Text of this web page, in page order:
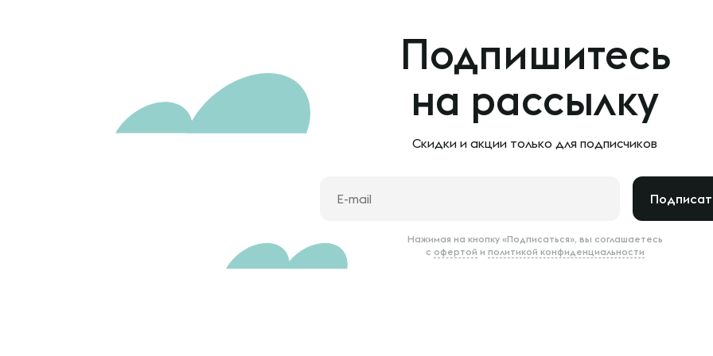
Подпишитесь
на рассылку
Скидки и акции только для подписчиков
Нажимая на кнопку «Подписаться», вы соглашаетесь
с офертой и политикой конфиденциальности